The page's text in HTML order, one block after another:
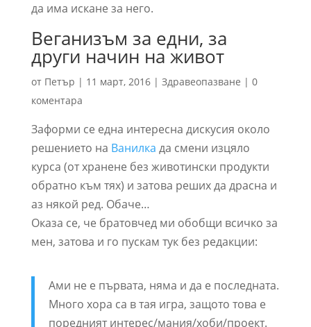
да има искане за него.
Веганизъм за едни, за
други начин на живот
от Петър | 11 март, 2016| Здравеопазване | 0
коментара
Заформи се една интересна дискусия около
решението на Ванилка да смени изцяло
курса (от хранене без животински продукти
обратно към тях) и затова реших да драсна и
аз някой ред. Обаче…
Оказа се, че братовчед ми обобщи всичко за
мен, затова и го пускам тук без редакции:
Ами не е първата, няма и да е последната.
Много хора са в тая игра, защото това е
поредният интерес/мания/хоби/проект.